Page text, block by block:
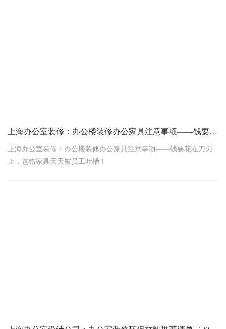
上海办公室装修：办公楼装修办公家具注意事项——钱要花在刀刃上，选错家具天天被员工吐槽！
上海办公室装修：办公楼装修办公家具注意事项——钱要花在刀刃
上，选错家具天天被员工吐槽！